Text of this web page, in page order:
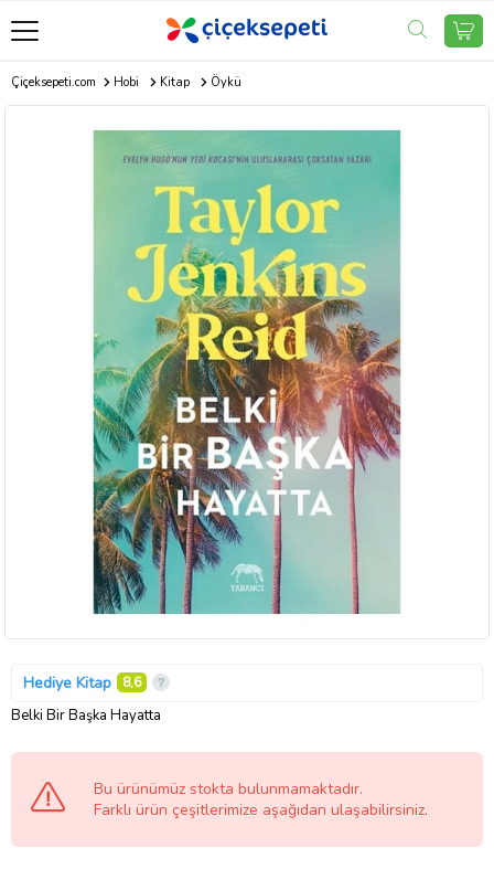
Çiçeksepeti.com Hobi Kitap Öykü
Hediye Kitap 8,6
Belki Bir Başka Hayatta
Bu ürünümüz stokta bulunmamaktadır.
Farklı ürün çeşitlerimize aşağıdan ulaşabilirsiniz.